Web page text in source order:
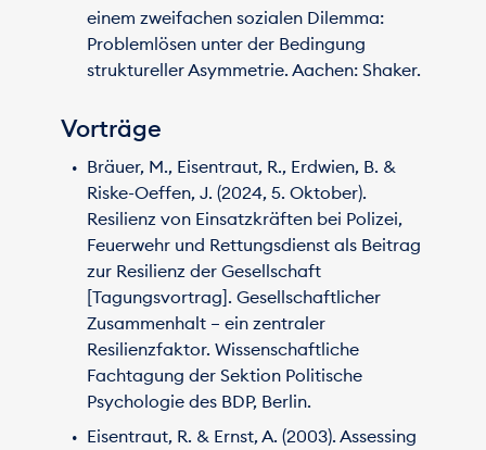
einem zweifachen sozialen Dilemma:
Problemlösen unter der Bedingung
struktureller Asymmetrie. Aachen: Shaker.
Vorträge
Bräuer, M., Eisentraut, R., Erdwien, B. &
Riske-Oeffen, J. (2024, 5. Oktober).
Resilienz von Einsatzkräften bei Polizei,
Feuerwehr und Rettungsdienst als Beitrag
zur Resilienz der Gesellschaft
[Tagungsvortrag]. Gesellschaftlicher
Zusammenhalt – ein zentraler
Resilienzfaktor. Wissenschaftliche
Fachtagung der Sektion Politische
Psychologie des BDP, Berlin.
Eisentraut, R. & Ernst, A. (2003). Assessing